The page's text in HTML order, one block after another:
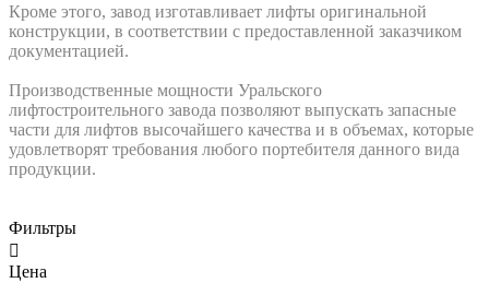
Кроме этого, завод изготавливает лифты оригинальной
конструкции, в соответствии с предоставленной заказчиком
документацией.
Производственные мощности Уральского
лифтостроительного завода позволяют выпускать запасные
части для лифтов высочайшего качества и в объемах, которые
удовлетворят требования любого портебителя данного вида
продукции.
Фильтры

Цена